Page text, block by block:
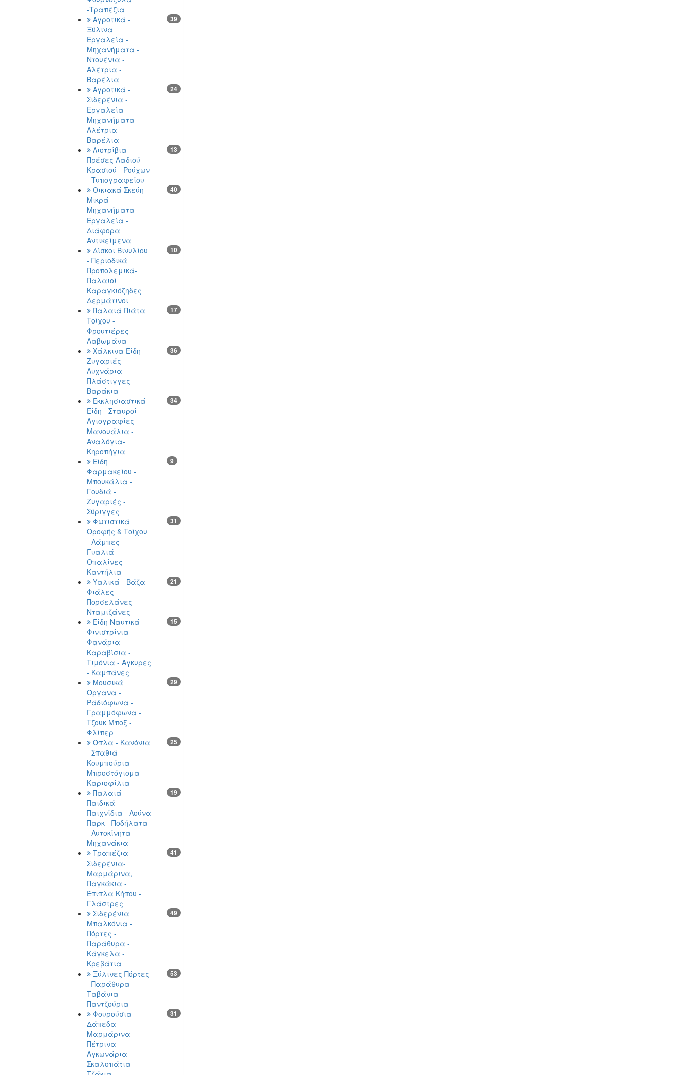
-Τραπέζια
Αγροτικά -
Ξύλινα
Εργαλεία -
Μηχανήματα -
Ντουένια -
Αλέτρια -
Βαρέλια
39
Αγροτικά -
Σιδερένια -
Εργαλεία -
Μηχανήματα -
Αλέτρια -
Βαρέλια
24
Λιοτρίβια -
Πρέσες Λαδιού -
Κρασιού - Ρούχων
- Τυπογραφείου
13
Οικιακά Σκεύη -
Μικρά
Μηχανήματα -
Εργαλεία -
Διάφορα
Αντικείμενα
40
Δίσκοι Βινυλίου
- Περιοδικά
Προπολεμικά-
Παλαιοί
Καραγκιόζηδες
Δερμάτινοι
10
Παλαιά Πιάτα
Τοίχου -
Φρουτιέρες -
Λαβωμάνα
17
Χάλκινα Είδη -
Ζυγαριές -
Λυχνάρια -
Πλάστιγγες -
Βαράκια
36
Εκκλησιαστικά
Είδη - Σταυροί -
Αγιογραφίες -
Μανουάλια -
Αναλόγια-
Κηροπήγια
34
Είδη
Φαρμακείου -
Μπουκάλια -
Γουδιά -
Ζυγαριές -
Σύριγγες
9
Φωτιστικά
Οροφής & Τοίχου
- Λάμπες -
Γυαλιά -
Οπαλίνες -
Καντήλια
31
Υαλικά - Βάζα -
Φιάλες -
Πορσελάνες -
Νταμιζάνες
21
Είδη Ναυτικά -
Φινιστρίνια -
Φανάρια
Καραβίσια -
Τιμόνια - Άγκυρες
- Καμπάνες
15
Μουσικά
Όργανα -
Ράδιόφωνα -
Γραμμόφωνα -
Τζουκ Μποξ -
Φλίπερ
29
Όπλα - Κανόνια
- Σπαθιά -
Κουμπούρια -
Μπροστόγιομα -
Καριοφίλια
25
Παλαιά
Παιδικά
Παιχνίδια - Λούνα
Παρκ - Ποδήλατα
- Αυτοκίνητα -
Μηχανάκια
19
Τραπέζια
Σιδερένια-
Μαρμάρινα,
Παγκάκια -
Έπιπλα Κήπου -
Γλάστρες
41
Σιδερένια
Μπαλκόνια -
Πόρτες -
Παράθυρα -
Κάγκελα -
Κρεβάτια
49
Ξύλινες Πόρτες
- Παράθυρα -
Ταβάνια -
Παντζούρια
53
Φουρούσια -
Δάπεδα
Μαρμάρινα -
Πέτρινα -
Αγκωνάρια -
Σκαλοπάτια -
31